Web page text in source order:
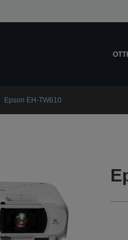
Epson EH-TW610